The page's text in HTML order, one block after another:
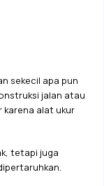
sekecil apa pun
jalan atau
alat ukur
tetapi juga